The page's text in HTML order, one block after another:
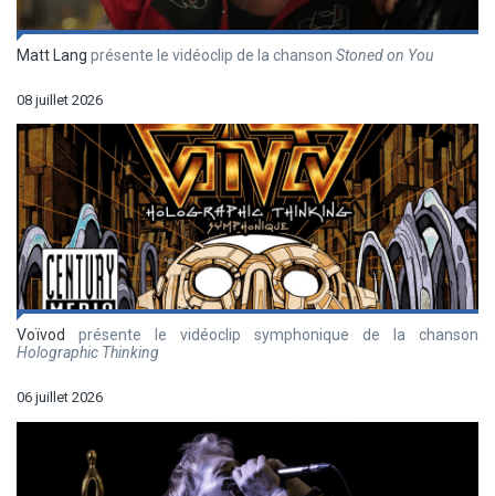
Matt Lang présente le vidéoclip de la chanson Stoned on You
08 juillet 2026
Voïvod
présente le vidéoclip symphonique de la chanson
Holographic Thinking
06 juillet 2026